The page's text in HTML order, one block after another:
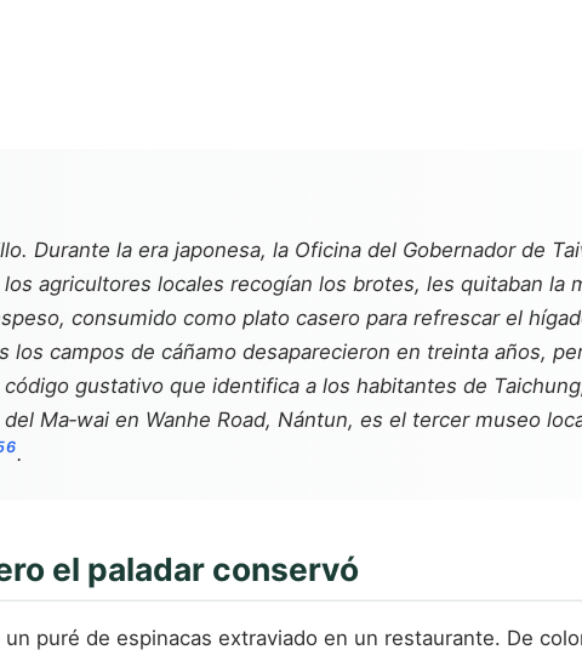
Durante la era japonesa, la Oficina del Gobernador de
agricultores locales recogían los brotes, les quitaban la
consumido como plato casero para refrescar el
campos de cáñamo desaparecieron en treinta años,
gustativo que identifica a los habitantes de
Ma‑wai en Wanhe Road, Nántun, es el tercer museo
6.
el paladar conservó
puré de espinacas extraviado en un restaurante. De